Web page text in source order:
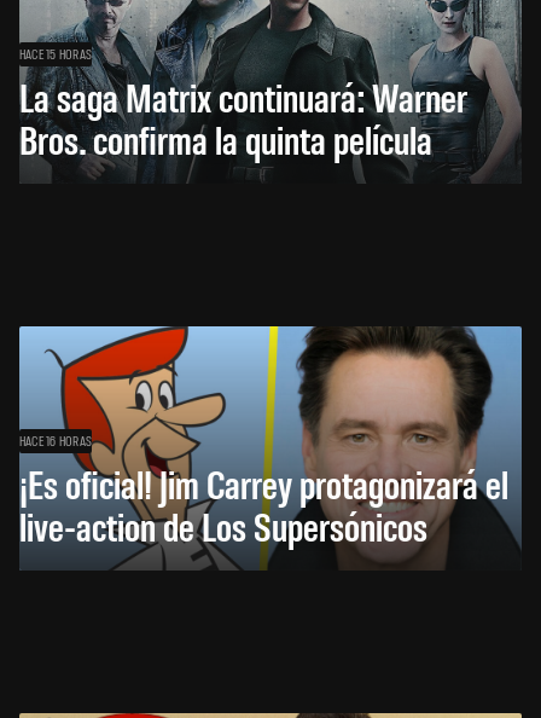
HACE 15 HORAS
La saga Matrix continuará: Warner
Bros. confirma la quinta película
HACE 16 HORAS
¡Es oficial! Jim Carrey protagonizará el
live-action de Los Supersónicos